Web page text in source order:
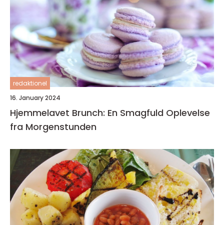
redaktionel
16. January 2024
Hjemmelavet Brunch: En Smagfuld Oplevelse
fra Morgenstunden